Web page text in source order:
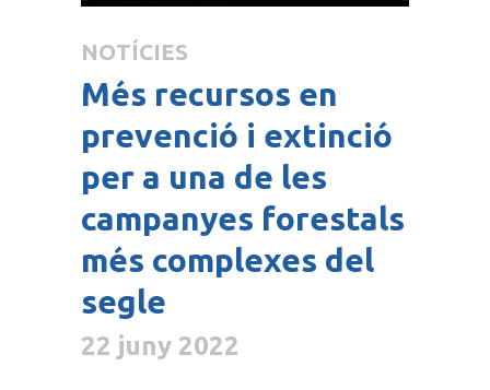
NOTÍCIES
Més recursos en
prevenció i extinció
per a una de les
campanyes forestals
més complexes del
segle
22 juny 2022